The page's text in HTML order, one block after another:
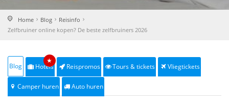
Home Blog
Reisinfo
Zelfbruiner online kopen? De beste zelfbruiners 2026
Blog Hotels
★
Reispromos Tours & tickets Vliegtickets
Camper huren Auto huren